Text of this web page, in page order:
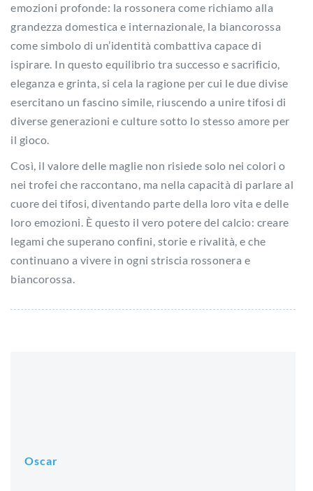
emozioni profonde: la rossonera come richiamo alla
grandezza domestica e internazionale, la biancorossa
come simbolo di un’identità combattiva capace di
ispirare. In questo equilibrio tra successo e sacrificio,
eleganza e grinta, si cela la ragione per cui le due divise
esercitano un fascino simile, riuscendo a unire tifosi di
diverse generazioni e culture sotto lo stesso amore per
il gioco.
Così, il valore delle maglie non risiede solo nei colori o
nei trofei che raccontano, ma nella capacità di parlare al
cuore dei tifosi, diventando parte della loro vita e delle
loro emozioni. È questo il vero potere del calcio: creare
legami che superano confini, storie e rivalità, e che
continuano a vivere in ogni striscia rossonera e
biancorossa.
Oscar